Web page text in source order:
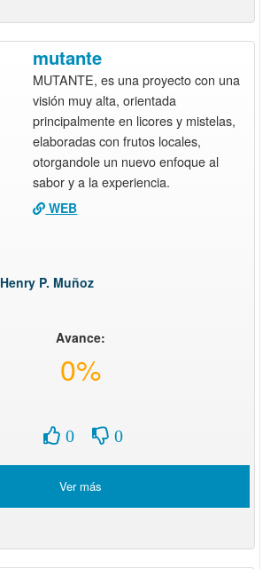
mutante
MUTANTE, es una proyecto con una
visión muy alta, orientada
principalmente en licores y mistelas,
elaboradas con frutos locales,
otorgandole un nuevo enfoque al
sabor y a la experiencia.
WEB
Henry P. Muñoz
Avance:
0%
0 0
Ver más